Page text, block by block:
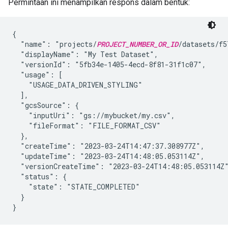
Permintaan ini menampilkan respons dalam bentuk:
{
  "name": "projects/
PROJECT_NUMBER_OR_ID/datasets/
  "displayName": "My Test Dataset",
  "versionId": "5fb34e-1405-4ecd-8f81-31f1c07",
  "usage": [
    "USAGE_DATA_DRIVEN_STYLING"
  ],
  "gcsSource": {
    "inputUri": "gs://mybucket/my.csv",
    "fileFormat": "FILE_FORMAT_CSV"
  },
  "createTime": "2023-03-24T14:47:37.308977Z",
  "updateTime": "2023-03-24T14:48:05.053114Z",
"versionCreateTime": "2023-03-
  "status": {
    "state": "STATE_COMPLETED"
  }